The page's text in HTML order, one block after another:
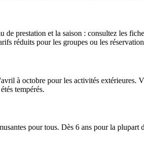
prestation et la saison : consultez les
réduits pour les groupes ou les
à octobre pour les activités
tempérés.
pour tous. Dès 6 ans pour la